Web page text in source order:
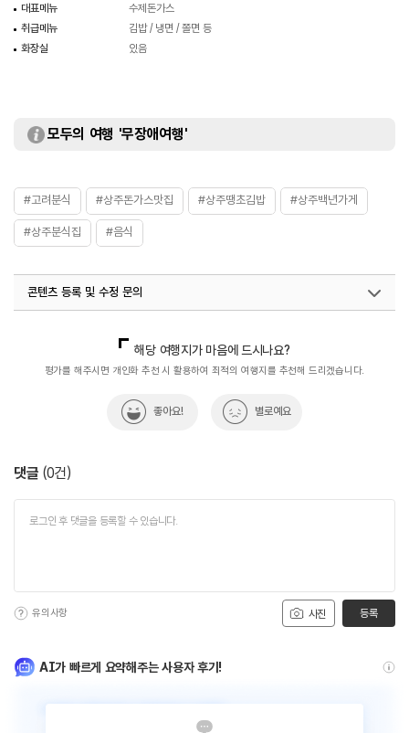
대표메뉴
수제돈가스
취급메뉴
김밥 / 냉면 / 쫄면 등
화장실
있음
모두의 여행 '무장애여행'
#고려분식 #상주돈가스맛집 #상주땡초김밥 #상주백년가게
#상주분식집 #음식
콘텐츠 등록 및 수정 문의
해당 여행지가 마음에 드시나요?
평가를 해주시면 개인화 추천 시 활용하여 최적의 여행지를 추천해 드리겠습니다.
좋아요! 별로예요
댓글 (0건)
사진
유의사항 등록
AI가 빠르게 요약해주는 사용자 후기!